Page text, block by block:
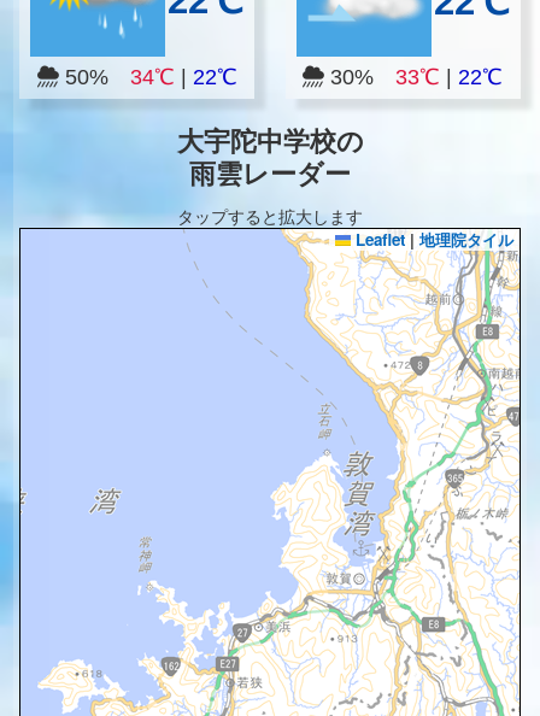
50% 34℃ 22℃ 30% 33℃ |22℃
大宇陀中学校の
雨雲レーダー
タップすると拡大します
Leaflet | 地理院タイル